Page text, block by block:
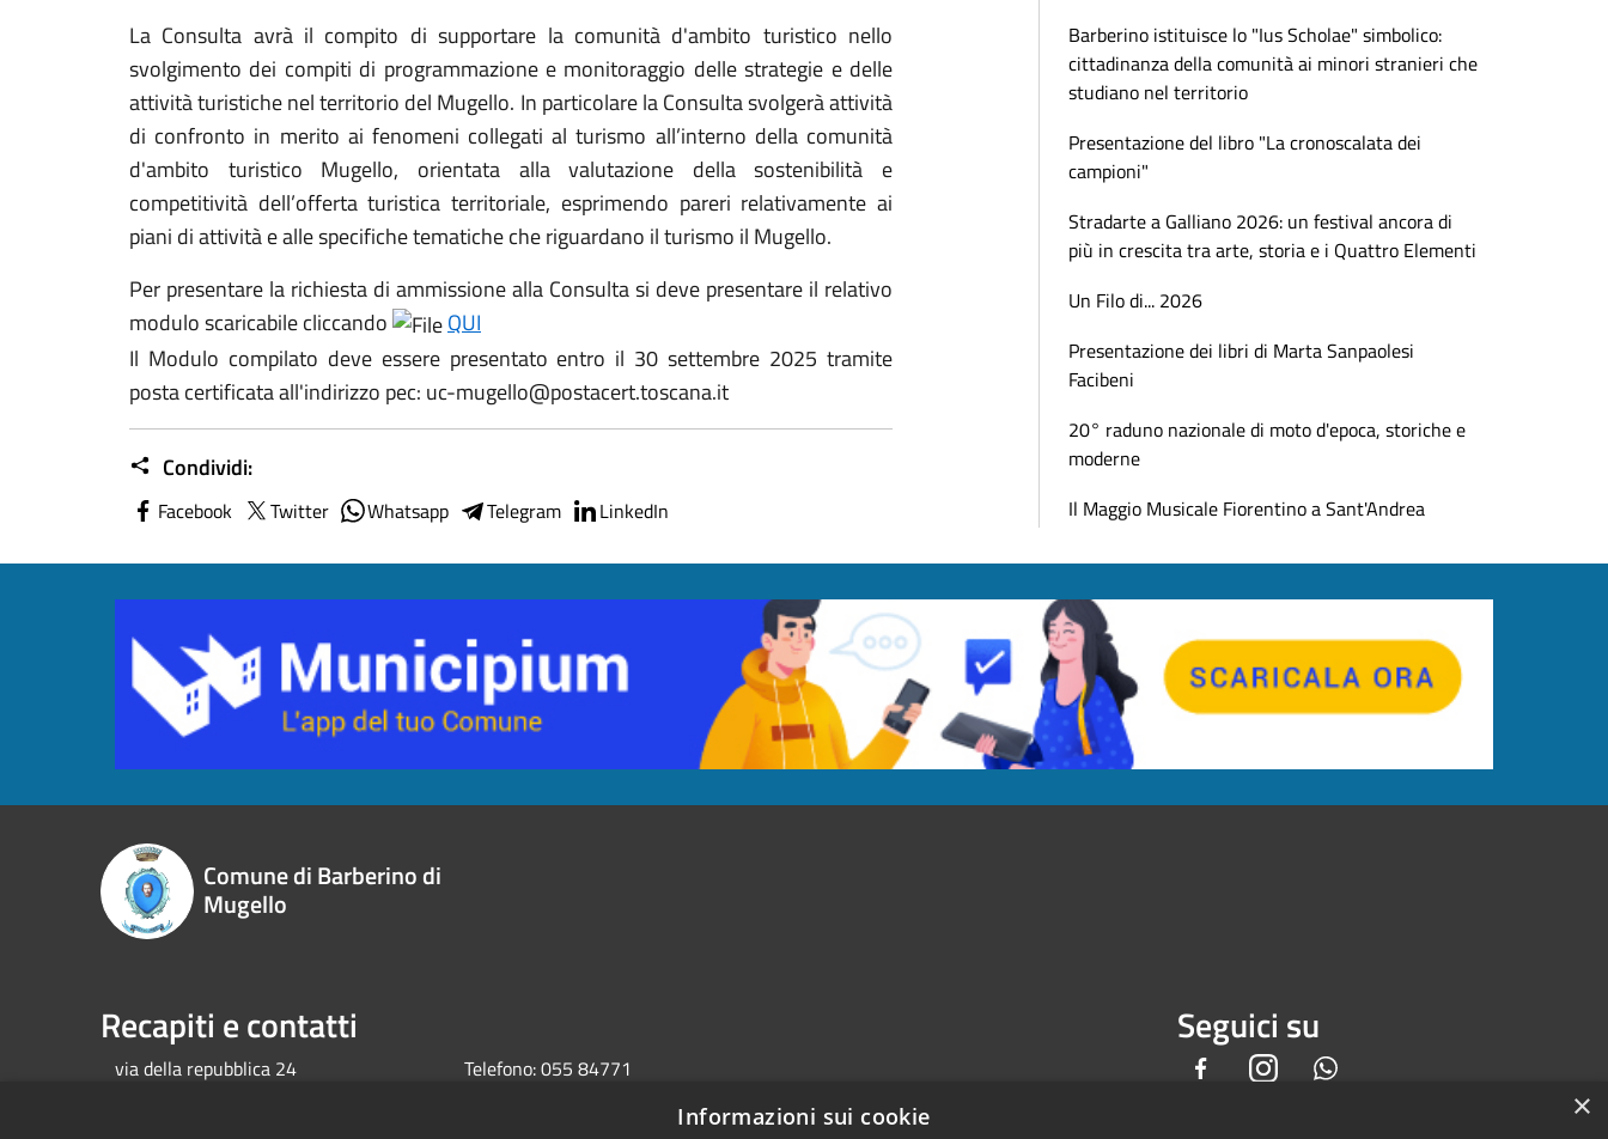
La Consulta avrà il compito di supportare la comunità d'ambito turistico nello
svolgimento dei compiti di programmazione e monitoraggio delle strategie e delle
attività turistiche nel territorio del Mugello. In particolare la Consulta svolgerà attività
di confronto in merito ai fenomeni collegati al turismo all’interno della comunità
d'ambito turistico Mugello, orientata alla valutazione della sostenibilità e
competitività dell’offerta turistica territoriale, esprimendo pareri relativamente ai
piani di attività e alle specifiche tematiche che riguardano il turismo il Mugello.
Per presentare la richiesta di ammissione alla Consulta si deve presentare il relativo
modulo scaricabile cliccando
QUI
Il Modulo compilato deve essere presentato entro il 30 settembre 2025 tramite
posta certificata all'indirizzo pec: uc-mugello@postacert.toscana.it
Condividi:
Facebook Twitter Whatsapp Telegram LinkedIn
Barberino istituisce lo "Ius Scholae" simbolico:
cittadinanza della comunità ai minori stranieri che
studiano nel territorio
Presentazione del libro "La cronoscalata dei
campioni"
Stradarte a Galliano 2026: un festival ancora di
più in crescita tra arte, storia e i Quattro Elementi
Un Filo di... 2026
Presentazione dei libri di Marta Sanpaolesi
Facibeni
20° raduno nazionale di moto d'epoca, storiche e
moderne
Il Maggio Musicale Fiorentino a Sant'Andrea
Comune di Barberino di
Mugello
Recapiti e contatti
via della repubblica 24
Telefono:055 84771
Seguici su
FacebookInstagram
×
Informazioni sui cookie